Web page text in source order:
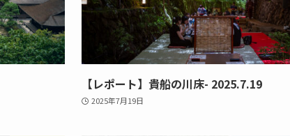
【レポート】貴船の川床- 2025.7.19
2025年7月19日